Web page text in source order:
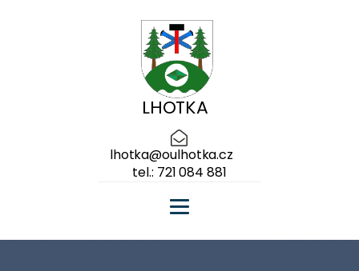
LHOTKA
lhotka@oulhotka.cz
tel.: 721 084 881